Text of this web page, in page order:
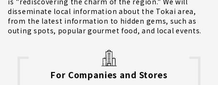
disseminate local information about the Tokai area,
from the latest information to hidden gems, such as
outing spots, popular gourmet food, and local events.
For Companies and Stores